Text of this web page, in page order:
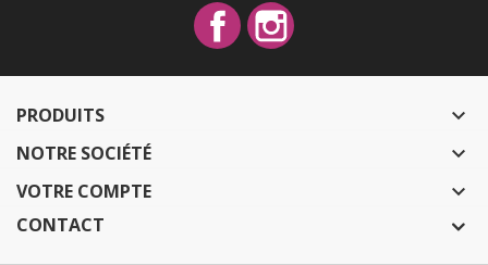
Facebook
PRODUITS 
NOTRE SOCIÉTÉ 
VOTRE COMPTE 
CONTACT